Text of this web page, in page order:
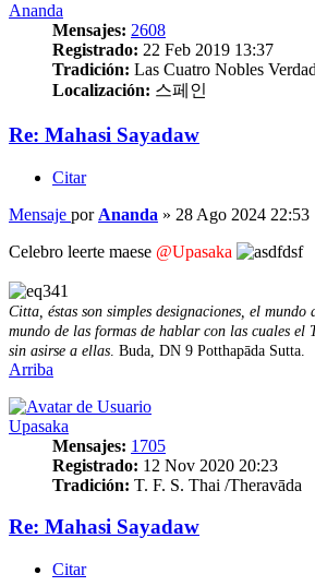
Ananda
Mensajes: 2608
Registrado: 22 Feb 2019 13:37
Tradición: Las Cuatro Nobles
Localización: 스페인
Re: Mahasi Sayadaw
Citar
Mensaje por Ananda » 28 Ago 2024 22:53
Celebro leerte maese @Upasaka
Citta, éstas son simples designaciones, el mundo
mundo de las formas de hablar con las cuales el
sin asirse a ellas . Buda, DN 9 Potthapāda Sutta.
Arriba
Upasaka
Mensajes: 1705
Registrado: 12 Nov 2020 20:23
Tradición: T. F. S. Thai /Theravāda
Re: Mahasi Sayadaw
Citar